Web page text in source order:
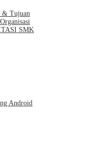
& Tujuan
SMK
Android